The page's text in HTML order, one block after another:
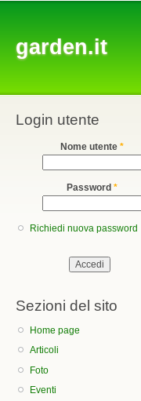
garden.it
Login utente
Nome utente *
Password *
Richiedi nuova password
Sezioni del sito
Home page
Articoli
Foto
Eventi